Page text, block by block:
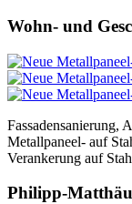
Wohn- und
Fassadensanierung,
Metallpaneel- auf
Verankerung auf
Philipp-